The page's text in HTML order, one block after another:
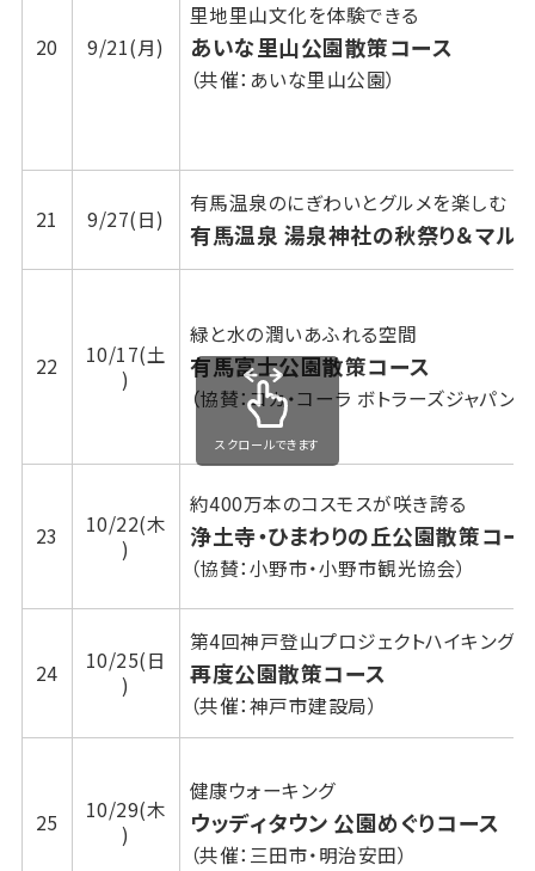
20 9/21(月)
里地里山文化を体験できる
あいな里山公園散策コース
（共催：あいな里山公園）
21 9/27(日)
有馬温泉のにぎわいとグルメを楽しむ
有馬温泉 湯泉神社の秋祭り＆マル
22
10/17(土
)
緑と水の潤いあふれる空間
有馬富士公園散策コース
（協賛：コカ・コーラ ボトラーズジャパン
23
10/22(木
)
約400万本のコスモスが咲き誇る
浄土寺・ひまわりの丘公園散策コー
（協賛：小野市・小野市観光協会）
24
10/25(日
)
第4回神戸登山プロジェクトハイキング
再度公園散策コース
（共催：神戸市建設局）
25
10/29(木
)
健康ウォーキング
ウッディタウン 公園めぐりコース
（共催：三田市・明治安田）
スクロールできます